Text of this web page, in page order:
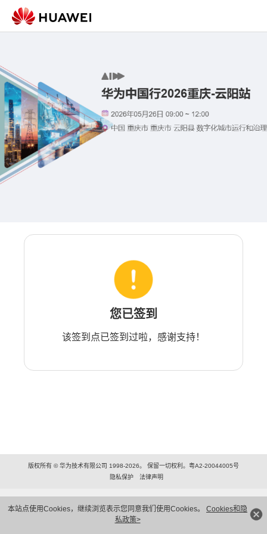
本站点使用Cookies，继续浏览表示您同意我们使用Cookies。 Cookies和隐
私政策>
您已签到
该签到点已签到过啦，感谢支持！
版权所有 © 华为技术有限公司 1998-2026。 保留一切权利。粤A2-20044005号
隐私保护
法律声明